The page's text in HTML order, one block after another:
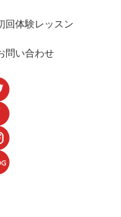
回体験レッスン
問い合わせ